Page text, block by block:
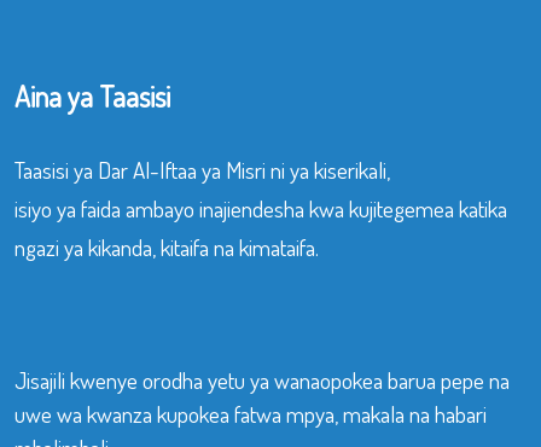
Aina ya Taasisi
Taasisi ya Dar Al-Iftaa ya Misri ni ya kiserikali,
isiyo ya faida ambayo inajiendesha kwa kujitegemea katika
ngazi ya kikanda, kitaifa na kimataifa.
Jisajili kwenye orodha yetu ya wanaopokea barua pepe na
uwe wa kwanza kupokea fatwa mpya, makala na habari